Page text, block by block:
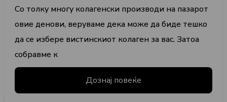
Со толку многу колагенски производи на пазарот
овие денови, веруваме дека може да биде тешко
да се избере вистинскиот колаген за вас. Затоа
собравме к
Дознај повеќе